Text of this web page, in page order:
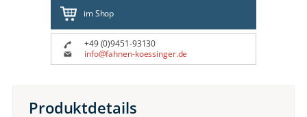
im Shop
+49 (0)9451-93130
info@fahnen-koessinger.de
Produktdetails